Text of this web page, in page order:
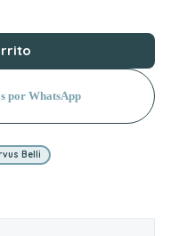
por WhatsApp
Belli